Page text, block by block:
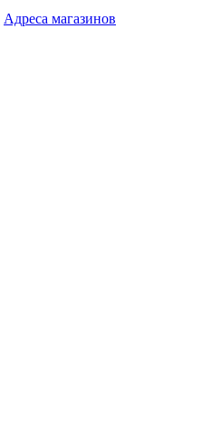
Адреса магазинов